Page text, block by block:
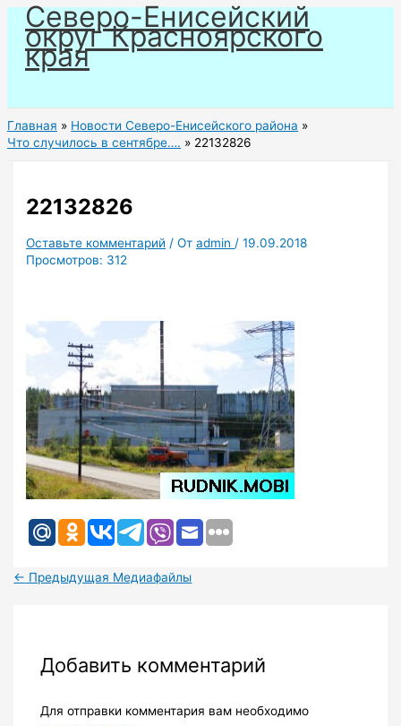
Перейти
содержимому
Северо-Енисейский
округ Красноярского
края
Главная
Новости Северо-Енисейского района
Что случилось в сентябре….
22132826
22132826
Оставьте комментарий / Отadmin /19.09.2018
Просмотров: 312
← Предыдущая Медиафайлы
Добавить комментарий
Для отправки комментария вам необходимо